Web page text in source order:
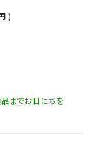
)
品までお日にちを